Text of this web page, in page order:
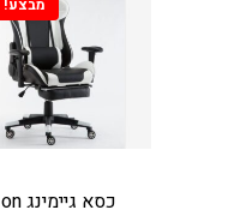
מבצע!
כסא גיימינג onטלוויזיה